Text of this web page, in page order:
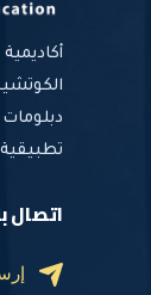
اتصال